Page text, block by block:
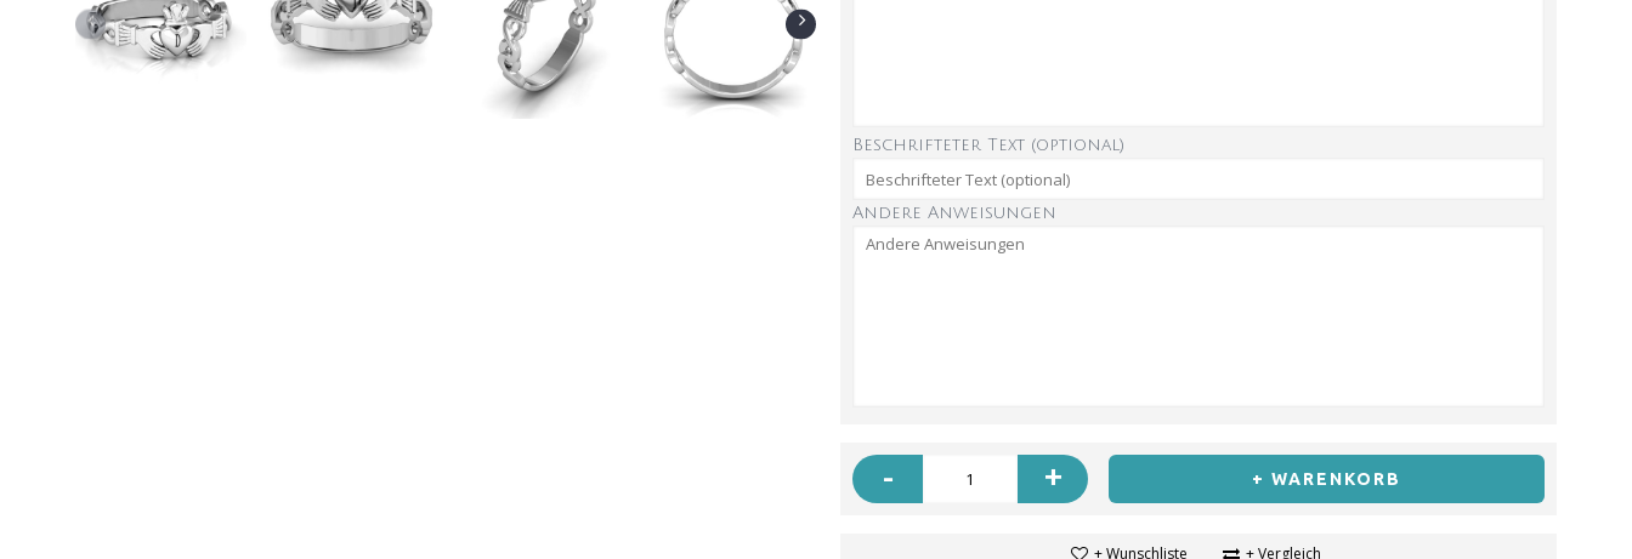
Beschrifteter Text (optional)
Andere Anweisungen
- + + WARENKORB
+ Wunschliste + Vergleich